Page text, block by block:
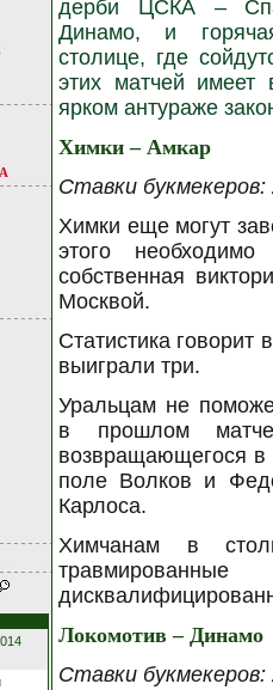
дерби ЦСКА –
Динамо, и
столице, где
этих матчей имеет
ярком антураже
Химки – Амкар
Ставки букмекеров:
Химки еще могут
этого
собственная
Москвой.
Статистика говорит
выиграли три.
Уральцам не
в прошлом
возвращающегося в
поле Волков и
Карлоса.
Химчанам в
Локомотив – Динамо
Ставки букмекеров: